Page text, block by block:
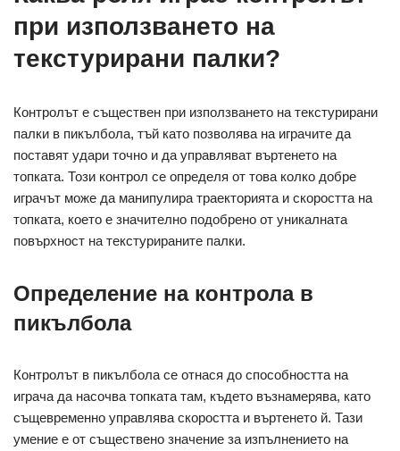
при използването на
текстурирани палки?
Контролът е съществен при използването на текстурирани
палки в пикълбола, тъй като позволява на играчите да
поставят удари точно и да управляват въртенето на
топката. Този контрол се определя от това колко добре
играчът може да манипулира траекторията и скоростта на
топката, което е значително подобрено от уникалната
повърхност на текстурираните палки.
Определение на контрола в
пикълбола
Контролът в пикълбола се отнася до способността на
играча да насочва топката там, където възнамерява, като
същевременно управлява скоростта и въртенето й. Тази
умение е от съществено значение за изпълнението на